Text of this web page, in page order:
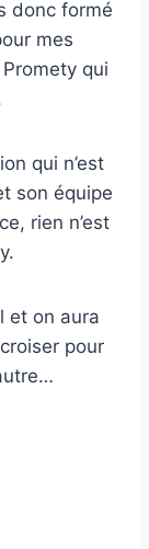
donc formé
mes
qui
qui n’est
son équipe
rien n’est
et on aura
pour